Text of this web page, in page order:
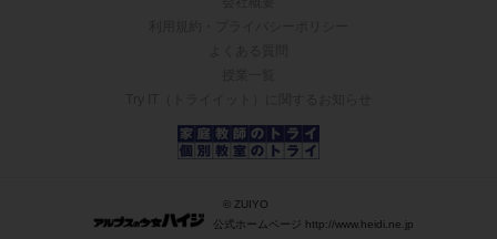
© ZUIYO
公式ホームページ http://www.heidi.ne.jp